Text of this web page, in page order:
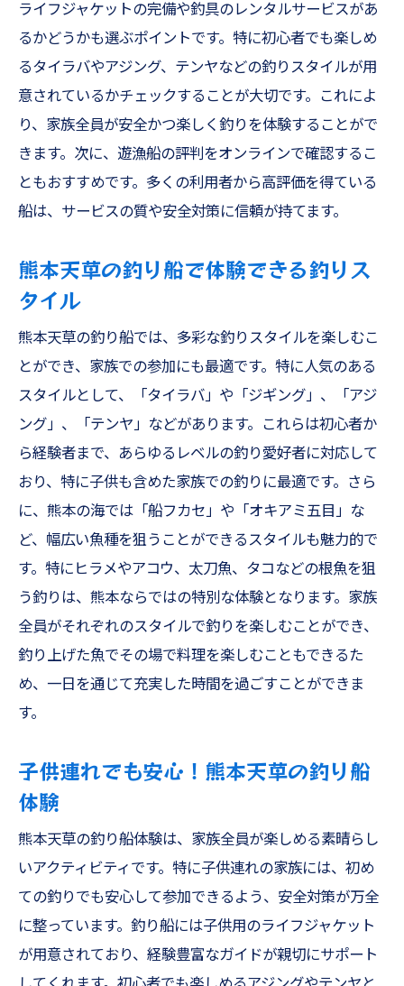
美しい景観の中での釣り体験熊本天草で思い出
作りの勧め
熊本天草の絶景と釣り体験の魅力
家族で過ごす熊本天草の思い出作り
熊本天草の自然に親しむ釣り体験
癒しの時間！熊本天草での釣りと景観
熊本釣船での多様な釣りスタイルアコウや根魚
を攻略しよう
熊本天草でのアコウ釣りの基本
根魚攻略のためのポイントとテクニック
家族で楽しむ根魚釣りの魅力
アコウ釣りのコツと熊本天草での挑戦
根魚釣りの楽しさと熊本天草での体験
SLJや船フカセで挑む熊本天草の海での新しい
釣りチャレンジ
SLJ初心者が知っておくべき基本情報
船フカセ釣りの魅力と熊本天草での体験
熊本天草でのSLJの楽しみ方
船フカセで狙う熊本天草のターゲット
セ
ライフジャケットの完備や釣具のレンタルサービスがあ
るかどうかも選ぶポイントです。特に初心者でも楽しめ
るタイラバやアジング、テンヤなどの釣りスタイルが用
意されているかチェックすることが大切です。これによ
り、家族全員が安全かつ楽しく釣りを体験することがで
きます。次に、遊漁船の評判をオンラインで確認するこ
ともおすすめです。多くの利用者から高評価を得ている
船は、サービスの質や安全対策に信頼が持てます。
熊本天草の釣り船で体験できる釣りス
タイル
熊本天草の釣り船では、多彩な釣りスタイルを楽しむこ
とができ、家族での参加にも最適です。特に人気のある
スタイルとして、「タイラバ」や「ジギング」、「アジ
ング」、「テンヤ」などがあります。これらは初心者か
ら経験者まで、あらゆるレベルの釣り愛好者に対応して
おり、特に子供も含めた家族での釣りに最適です。さら
に、熊本の海では「船フカセ」や「オキアミ五目」な
ど、幅広い魚種を狙うことができるスタイルも魅力的で
す。特にヒラメやアコウ、太刀魚、タコなどの根魚を狙
う釣りは、熊本ならではの特別な体験となります。家族
全員がそれぞれのスタイルで釣りを楽しむことができ、
釣り上げた魚でその場で料理を楽しむこともできるた
め、一日を通じて充実した時間を過ごすことができま
す。
子供連れでも安心！熊本天草の釣り船
体験
熊本天草の釣り船体験は、家族全員が楽しめる素晴らし
いアクティビティです。特に子供連れの家族には、初め
ての釣りでも安心して参加できるよう、安全対策が万全
に整っています。釣り船には子供用のライフジャケット
が用意されており、経験豊富なガイドが親切にサポート